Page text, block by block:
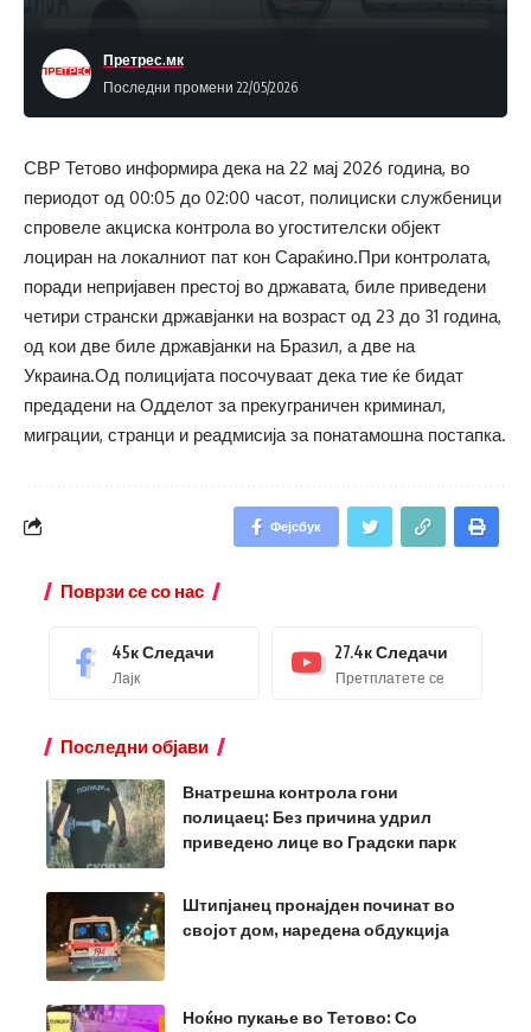
Последни промени 22/05/2026
Претрес.мк
СВР Тетово информира дека на 22 мај 2026 година, во
периодот од 00:05 до 02:00 часот, полициски службеници
спровеле акциска контрола во угостителски објект
лоциран на локалниот пат кон Сараќино.При контролата,
поради непријавен престој во државата, биле приведени
четири странски државјанки на возраст од 23 до 31 година,
од кои две биле државјанки на Бразил, а две на
Украина.Од полицијата посочуваат дека тие ќе бидат
предадени на Одделот за прекуграничен криминал,
миграции, странци и реадмисија за понатамошна постапка.
Фејсбук
Поврзи се со нас
45кСледачи
Лајк
27.4кСледачи
Претплатете се
Последни објави
Внатрешна контрола гони
полицаец: Без причина удрил
приведено лице во Градски парк
Штипјанец пронајден починат во
својот дом, наредена обдукција
Ноќно пукање во Тетово: Со